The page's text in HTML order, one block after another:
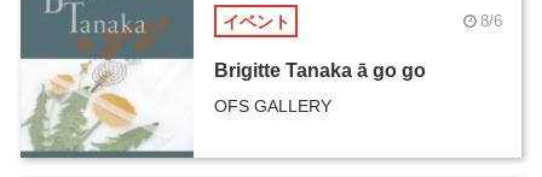
イベント 8/6
Brigitte Tanaka ā go go
OFS GALLERY